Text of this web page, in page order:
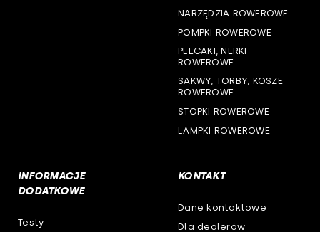
NARZĘDZIA ROWEROWE
POMPKI ROWEROWE
PLECAKI, NERKI
ROWEROWE
SAKWY, TORBY, KOSZE
ROWEROWE
STOPKI ROWEROWE
LAMPKI ROWEROWE
INFORMACJE
DODATKOWE
Testy
KONTAKT
Dane kontaktowe
Dla dealerów